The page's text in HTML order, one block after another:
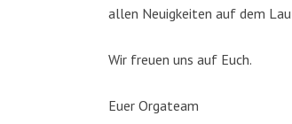
allen Neuigkeiten auf dem
Wir freuen uns auf Euch.
Euer Orgateam
KATEGORIEN